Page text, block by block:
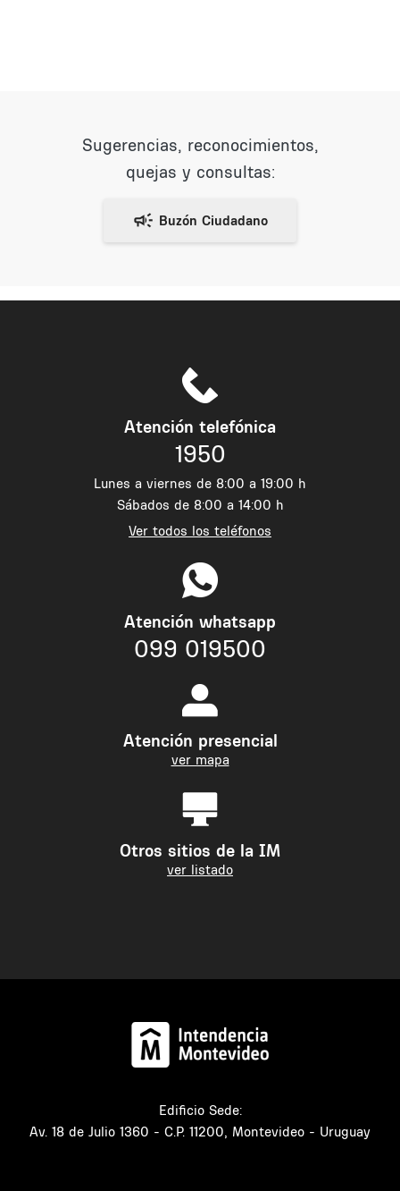
Sugerencias, reconocimientos,
quejas y consultas:
Atención telefónica
1950
Lunes a viernes de 8:00 a 19:00 h
Sábados de 8:00 a 14:00 h
Ver todos los teléfonos
Atención whatsapp
099 019500
Atención presencial
ver mapa
Otros sitios de la IM
ver listado
Edificio Sede:
Av. 18 de Julio 1360 - C.P. 11200, Montevideo - Uruguay